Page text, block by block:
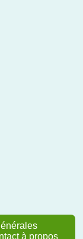
à propos